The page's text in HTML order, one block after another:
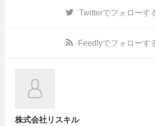
Twitterでフォローす
Feedlyでフォローす
株式会社リスキル